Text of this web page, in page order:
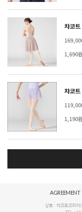
챠코
1,690
챠코
1,190
AGREEMENT
상호 : 챠코트코리아